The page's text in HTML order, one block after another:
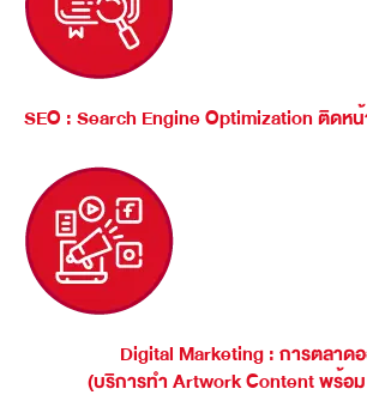
SEO : Search Engine Optimization ติดห
Digital Marketing : การตลาด
(บริการทำ Artwork Content พร้อ